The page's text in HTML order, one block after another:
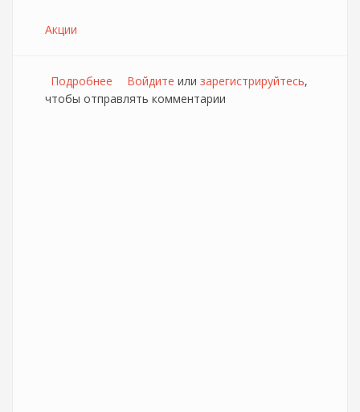
Акции
Подробнее о ТВ-тариф "Спортивный" от провайдера
"Медиасеть"
Войдите или зарегистрируйтесь,
чтобы отправлять комментарии